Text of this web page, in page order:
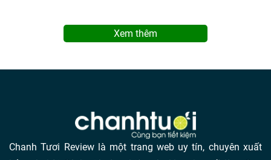
Xem thêm
Chanh Tươi Review là một trang web uy tín, chuyên xuất